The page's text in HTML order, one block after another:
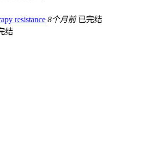
resistance 8个月前 已完结
结